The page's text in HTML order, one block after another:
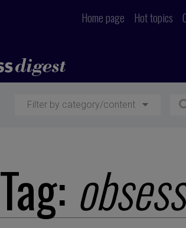
Home page Hot topics
Filter by category/content
Tag: